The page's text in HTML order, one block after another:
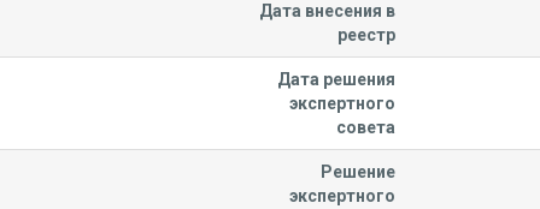
Дата внесения в
реестр
Дата решения
экспертного
совета
Решение
экспертного